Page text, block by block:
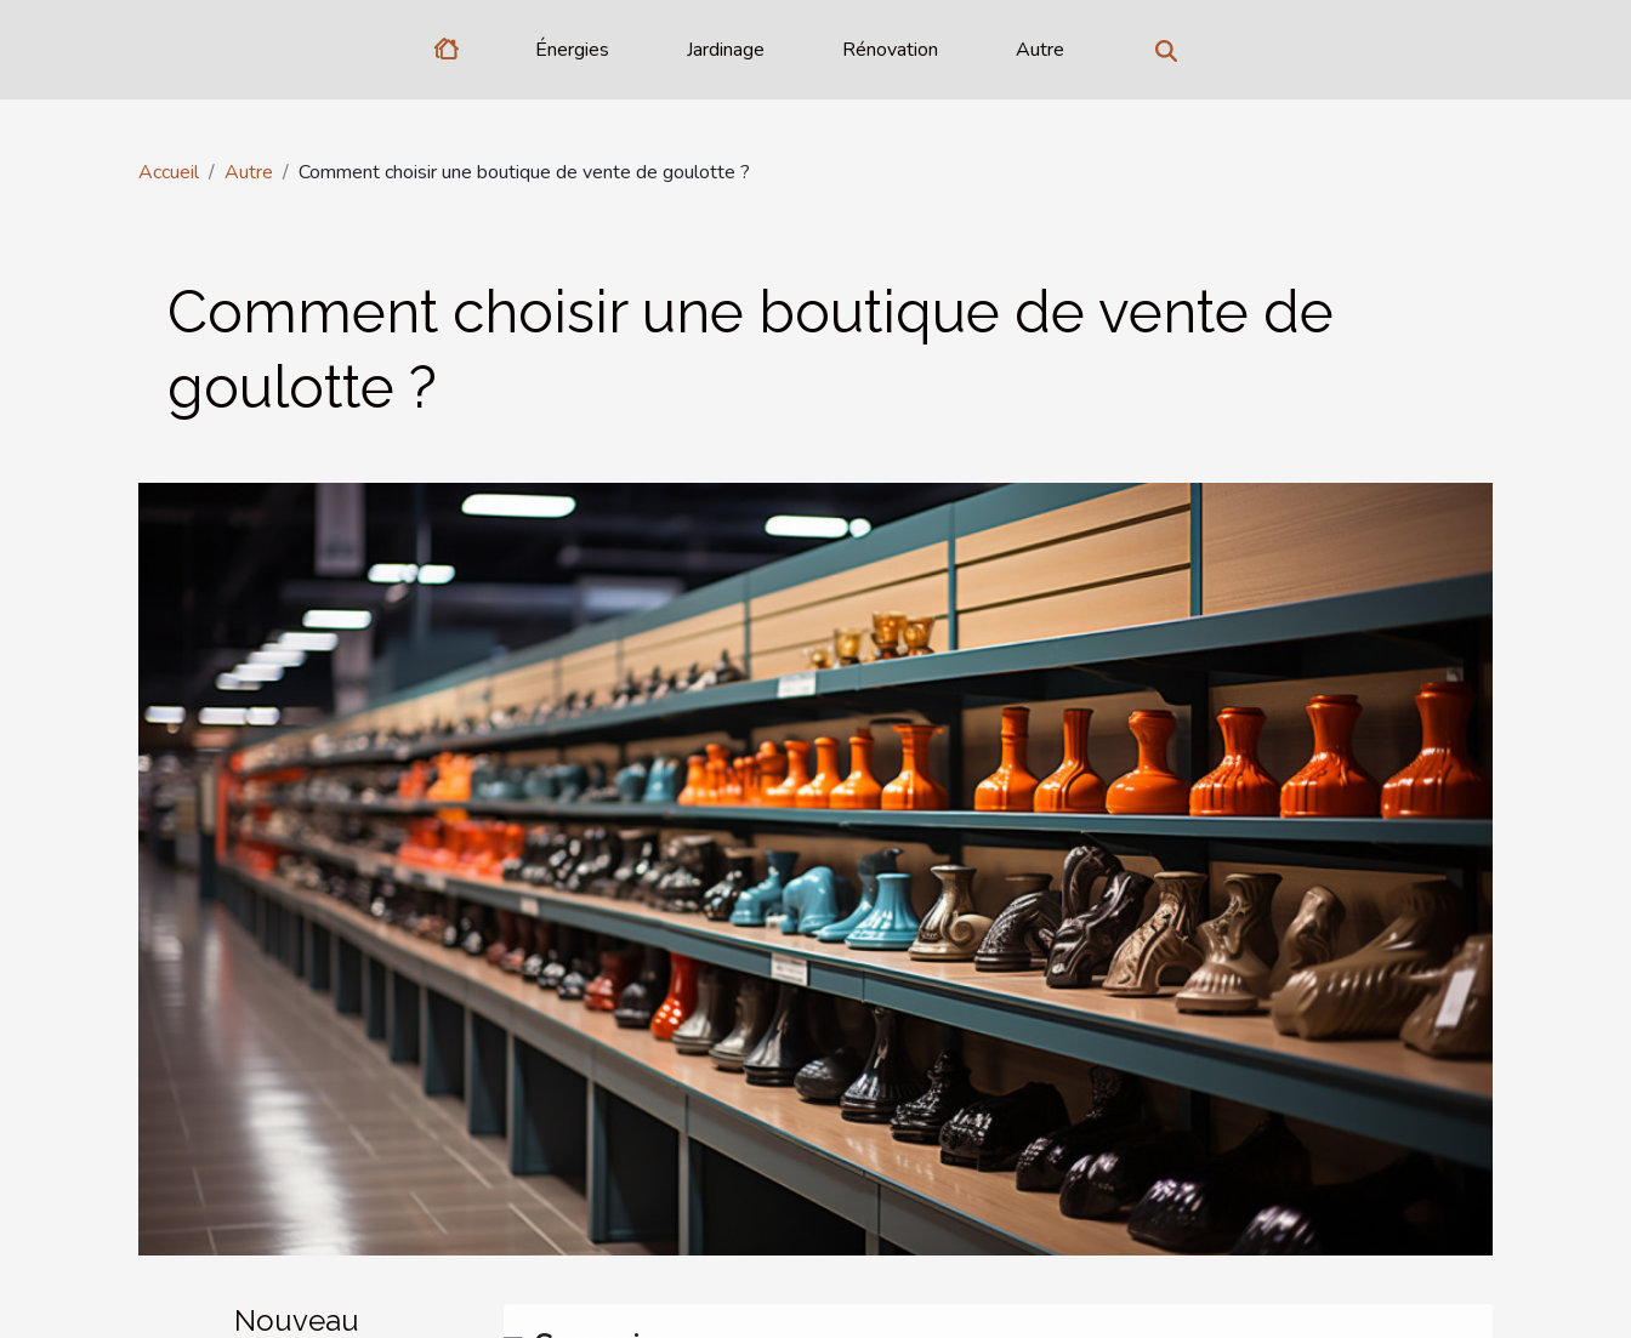
Énergies Jardinage Rénovation Autre
Accueil Autre Comment choisir une boutique de vente de goulotte ?
Comment choisir une boutique de vente de
goulotte ?
Nouveau